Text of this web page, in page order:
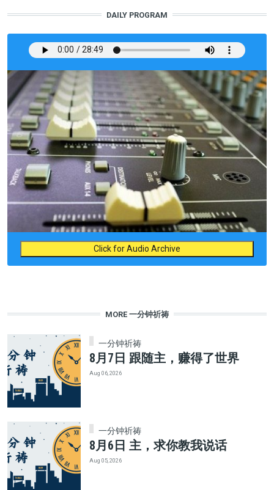
DAILY PROGRAM
Click for Audio Archive
MORE 一分钟祈祷
一分钟祈祷
8月7日 跟随主，赚得了世界
Aug 06, 2026
一分钟祈祷
8月6日 主，求你教我说话
Aug 05, 2026